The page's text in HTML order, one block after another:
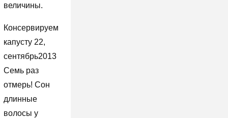
величины.
Консервируем
капусту 22,
сентябрь2013
Семь раз
отмерь! Сон
длинные
волосы у